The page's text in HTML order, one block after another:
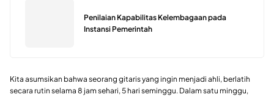
Penilaian Kapabilitas Kelembagaan pada
Instansi Pemerintah
Kita asumsikan bahwa seorang gitaris yang ingin menjadi ahli, berlatih
secara rutin selama 8 jam sehari, 5 hari seminggu. Dalam satu minggu,